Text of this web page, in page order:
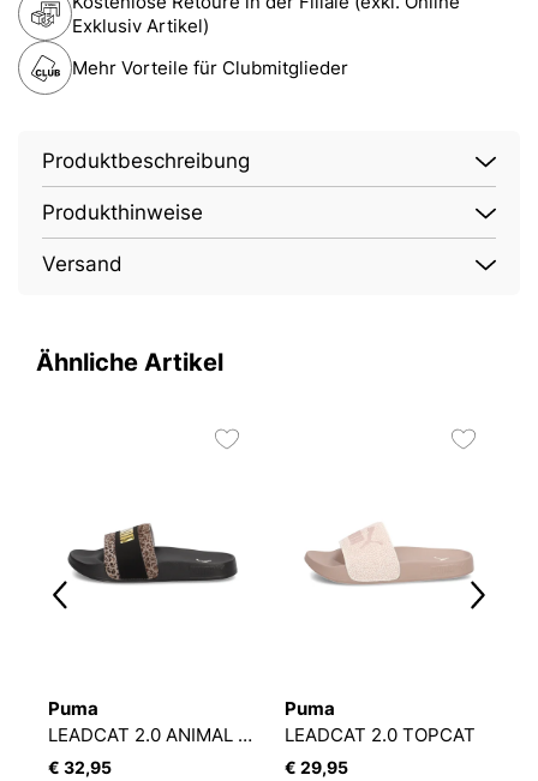
Exklusiv Artikel)
Mehr Vorteile für Clubmitglieder
Produktbeschreibung
Produkthinweise
Versand
Ähnliche Artikel
Puma
LEADCAT 2.0 ANIMAL FLAIR
€ 32,95
Puma
LEADCAT 2.0 TOPCAT
€ 29,95